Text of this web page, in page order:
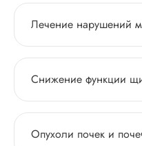
Лечение нарушений
Снижение функции
Опухоли почек и